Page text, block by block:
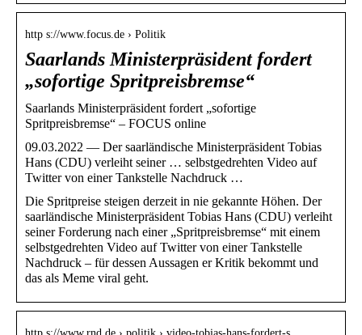
http s://www.focus.de › Politik
Saarlands Ministerpräsident fordert
„sofortige Spritpreisbremse“
Saarlands Ministerpräsident fordert „sofortige
Spritpreisbremse“ – FOCUS online
09.03.2022 — Der saarländische Ministerpräsident Tobias
Hans (CDU) verleiht seiner … selbstgedrehten Video auf
Twitter von einer Tankstelle Nachdruck …
Die Spritpreise steigen derzeit in nie gekannte Höhen. Der
saarländische Ministerpräsident Tobias Hans (CDU) verleiht
seiner Forderung nach einer „Spritpreisbremse“ mit einem
selbstgedrehten Video auf Twitter von einer Tankstelle
Nachdruck – für dessen Aussagen er Kritik bekommt und
das als Meme viral geht.